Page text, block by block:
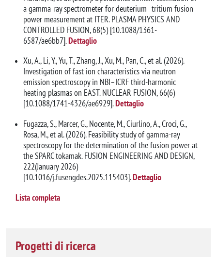
a gamma-ray spectrometer for deuterium–tritium fusion
power measurement at ITER. PLASMA PHYSICS AND
CONTROLLED FUSION, 68(5) [10.1088/1361-
6587/ae6bb7].Dettaglio
Xu, A., Li, Y., Yu, T., Zhang, J., Xu, M., Pan, C., et al. (2026).
Investigation of fast ion characteristics via neutron
emission spectroscopy in NBI–ICRF third-harmonic
heating plasmas on EAST. NUCLEAR FUSION, 66(6)
[10.1088/1741-4326/ae6929].Dettaglio
Fugazza, S., Marcer, G., Nocente, M., Ciurlino, A., Croci, G.,
Rosa, M., et al. (2026). Feasibility study of gamma-ray
spectroscopy for the determination of the fusion power at
the SPARC tokamak. FUSION ENGINEERING AND DESIGN,
222(January 2026)
[10.1016/j.fusengdes.2025.115403].Dettaglio
Lista completa
Progetti di ricerca